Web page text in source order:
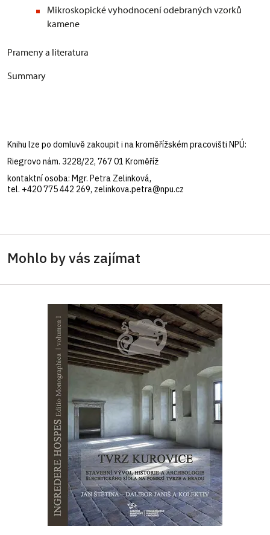
Mikroskopické vyhodnocení odebraných vzorků
kamene
Prameny a literatura
Summary
Knihu lze po domluvě zakoupit i na kroměřížském pracovišti NPÚ:
Riegrovo nám. 3228/22, 767 01 Kroměříž
kontaktní osoba: Mgr. Petra Zelinková,
tel. +420 775 442 269, zelinkova.petra@npu.cz
Mohlo by vás zajímat